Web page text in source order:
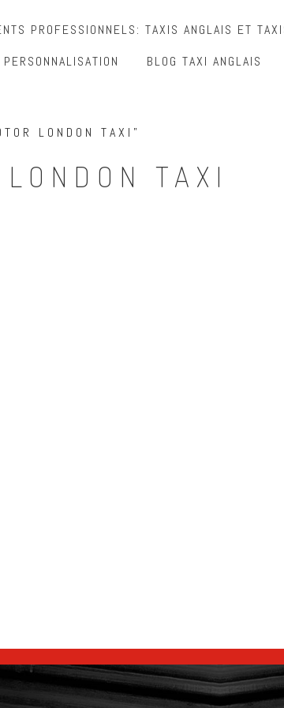
PROFESSIONNELS: TAXIS ANGLAIS ET
BLOG TAXI ANGLAIS
LONDON TAXI”
TAXI